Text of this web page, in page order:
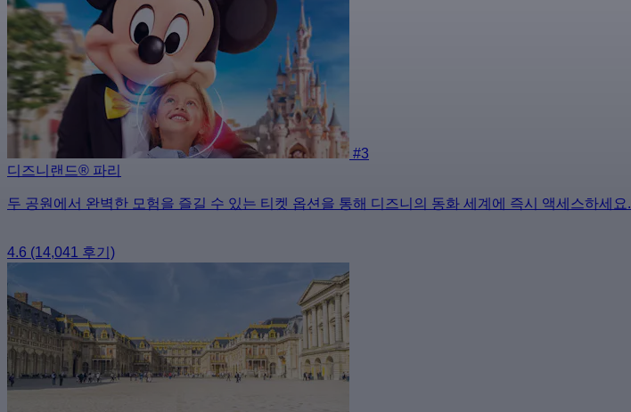
#3
디즈니랜드® 파리
두 공원에서 완벽한 모험을 즐길 수 있는 티켓 옵션을 통해 디즈니의 동화 세계에 즉시 액세스하세요.
4.6 (14,041 후기)